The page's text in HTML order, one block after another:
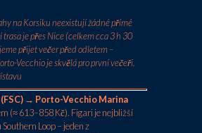
na Korsiku neexistují žádné přímé
je přes Nice (celkem cca 3 h 30
přijet večer před odletem –
Vecchio je skvělá pro první večeři.
→ Porto-Vecchio Marina
(≈ 613–858 Kč). Figari je nejbližší
Loop – jeden z